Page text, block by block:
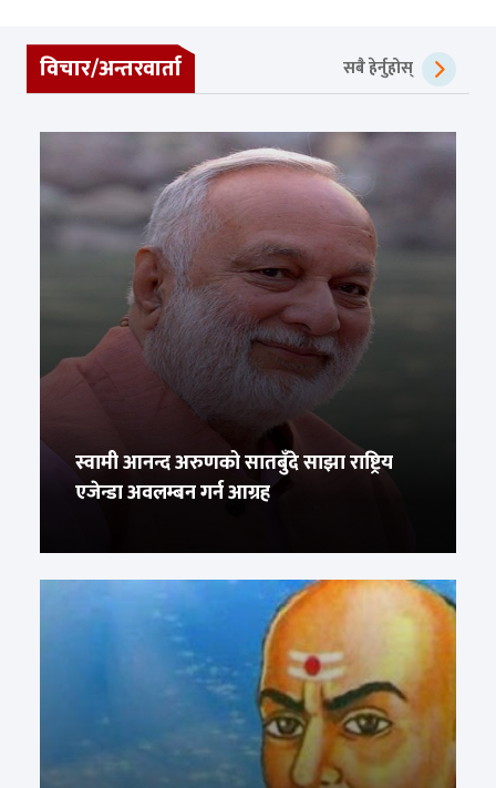
विचार/अन्तरवार्ता सबै हेर्नुहोस्
स्वामी आनन्द अरुणको सातबुँदे साझा राष्ट्रिय
एजेन्डा अवलम्बन गर्न आग्रह